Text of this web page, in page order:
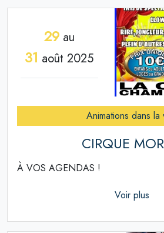
29au
31 août 2025
Animations dans la
CIRQUE
À VOS AGENDAS !
Voir plus